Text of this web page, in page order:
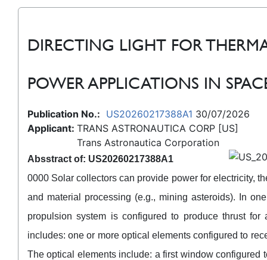
DIRECTING LIGHT FOR
POWER APPLICATIONS IN
Publication No.: US20260217388A1 30/07/2026
Applicant: TRANS ASTRONAUTICA CORP [US]
Trans Astronautica Corporation
Absstract of: US20260217388A1
0000 Solar collectors can provide power for electricity,
and material processing (e.g., mining asteroids). In
propulsion system is configured to produce thrust for
includes: one or more optical elements configured to
The optical elements include: a first window configured